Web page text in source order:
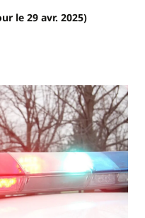
le 29 avr. 2025)